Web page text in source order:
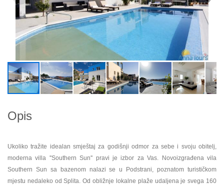
Opis
Ukoliko tražite idealan smještaj za godišnji odmor za sebe i svoju obitelj,
moderna villa ''Southern Sun'' pravi je izbor za Vas. Novoizgrađena vila
Southern Sun sa bazenom nalazi se u Podstrani, poznatom turističkom
mjestu nedaleko od Splita. Od obližnje lokalne plaže udaljena je svega 160